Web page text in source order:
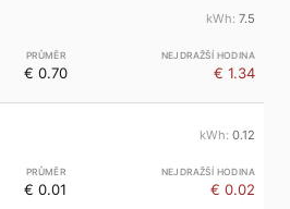
7.5
€ 0.70 € 1.34
0.12
€ 0.01 € 0.02